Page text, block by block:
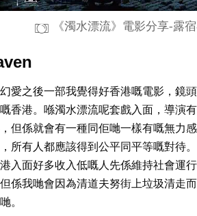
《濁水漂流》電影分享-露
愛之後一部我覺得好香港嘅電影，鏡
香港。喺濁水漂流呢套戲入面，導演
但係就會有一種同佢哋一樣有嘅無力
所有人都應該得到公平同平等嘅對待
入面好多收入低嘅人先係維持社會運
係我哋會因為清道夫努街上垃圾清走
。